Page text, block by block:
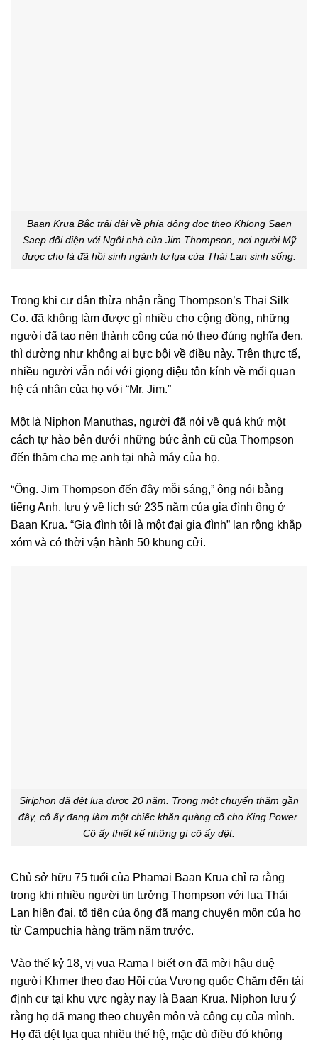
Baan Krua Bắc trải dài về phía đông dọc theo Khlong Saen
Saep đối diện với Ngôi nhà của Jim Thompson, nơi người Mỹ
được cho là đã hồi sinh ngành tơ lụa của Thái Lan sinh sống.
Trong khi cư dân thừa nhận rằng Thompson’s Thai Silk
Co. đã không làm được gì nhiều cho cộng đồng, những
người đã tạo nên thành công của nó theo đúng nghĩa đen,
thì dường như không ai bực bội về điều này. Trên thực tế,
nhiều người vẫn nói với giọng điệu tôn kính về mối quan
hệ cá nhân của họ với “Mr. Jim.”
Một là Niphon Manuthas, người đã nói về quá khứ một
cách tự hào bên dưới những bức ảnh cũ của Thompson
đến thăm cha mẹ anh tại nhà máy của họ.
“Ông. Jim Thompson đến đây mỗi sáng,” ông nói bằng
tiếng Anh, lưu ý về lịch sử 235 năm của gia đình ông ở
Baan Krua. “Gia đình tôi là một đại gia đình” lan rộng khắp
xóm và có thời vận hành 50 khung cửi.
Siriphon đã dệt lụa được 20 năm. Trong một chuyến thăm gần
đây, cô ấy đang làm một chiếc khăn quàng cổ cho King Power.
Cô ấy thiết kế những gì cô ấy dệt.
Chủ sở hữu 75 tuổi của Phamai Baan Krua chỉ ra rằng
trong khi nhiều người tin tưởng Thompson với lụa Thái
Lan hiện đại, tổ tiên của ông đã mang chuyên môn của họ
từ Campuchia hàng trăm năm trước.
Vào thế kỷ 18, vị vua Rama I biết ơn đã mời hậu duệ
người Khmer theo đạo Hồi của Vương quốc Chăm đến tái
định cư tại khu vực ngày nay là Baan Krua. Niphon lưu ý
rằng họ đã mang theo chuyên môn và công cụ của mình.
Họ đã dệt lụa qua nhiều thế hệ, mặc dù điều đó không